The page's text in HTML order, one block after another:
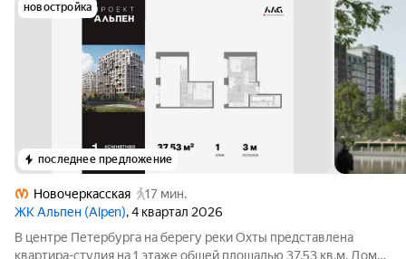
новостройка
последнее предложение
Новочеркасская
17 мин.
ЖК Альпен (Alpen), 4 квартал 2026
В центре Петербурга на берегу реки Охты представлена
квартира-студия на 1 этаже общей площадью 37.53 кв.м. Дом